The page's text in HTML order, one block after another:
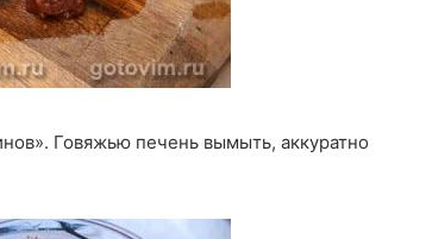
Говяжью печень вымыть, аккуратно